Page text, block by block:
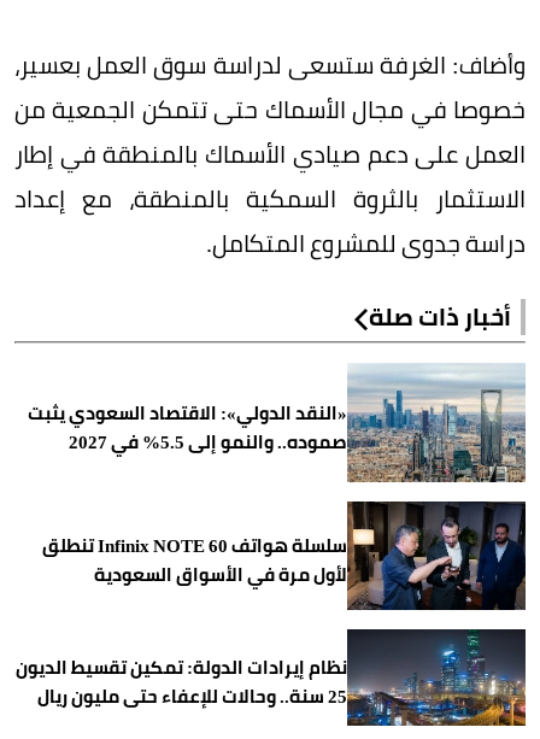
وأضاف: الغرفة ستسعى لدراسة سوق العمل بعسير،
خصوصا في مجال الأسماك حتى تتمكن الجمعية من
العمل على دعم صيادي الأسماك بالمنطقة في إطار
الاستثمار بالثروة السمكية بالمنطقة، مع إعداد
دراسة جدوى للمشروع المتكامل.
أخبار ذات صلة
«النقد الدولي»: الاقتصاد السعودي يثبت
صموده.. والنمو إلى 5.5% في 2027
سلسلة هواتف Infinix NOTE 60 تنطلق
لأول مرة في الأسواق السعودية
نظام إيرادات الدولة: تمكين تقسيط الديون
25 سنة.. وحالات للإعفاء حتى مليون ريال